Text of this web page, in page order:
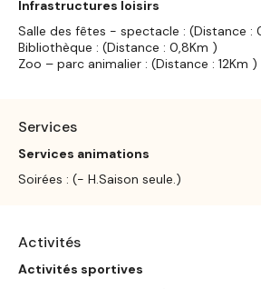
Infrastructures loisirs
Salle des fêtes - spectacle : (Distance :
Bibliothèque : (Distance : 0,8Km )
Zoo – parc animalier : (Distance : 12Km )
Services
Services animations
Soirées : (- H.Saison seule.)
Activités
Activités sportives